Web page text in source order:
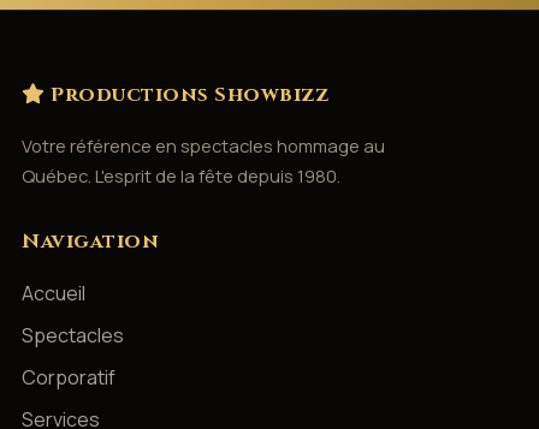
Productions Showbizz
Votre référence en spectacles hommage au
Québec. L'esprit de la fête depuis 1980.
Navigation
Accueil
Spectacles
Corporatif
Services